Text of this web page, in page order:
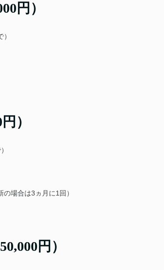
円）
）
場合は3ヵ月に1回）
円）